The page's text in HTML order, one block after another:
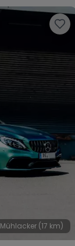
Mühlacker (17 km)